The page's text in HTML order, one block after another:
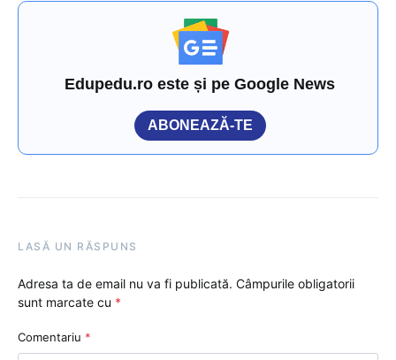
Edupedu.ro este și pe Google News
ABONEAZĂ-TE
LASĂ UN RĂSPUNS
Adresa ta de email nu va fi publicată. Câmpurile obligatorii
sunt marcate cu *
Comentariu *